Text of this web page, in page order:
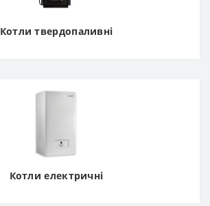
Котли твердопаливні
Котли електричні